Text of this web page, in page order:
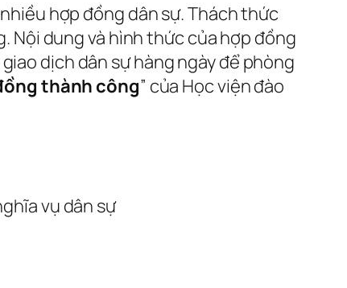
hợp đồng dân sự. Thách thức
Nội dung và hình thức của hợp đồng
dịch dân sự hàng ngày để phòng
thành công” của Học viện đào
vụ dân sự